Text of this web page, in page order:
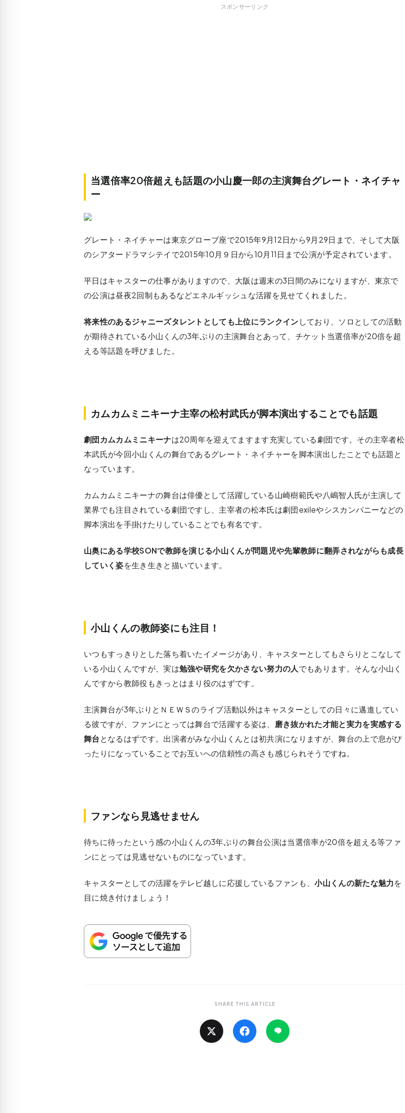
スポンサーリンク
当選倍率20倍超えも話題の小山慶一郎の主演舞台グレート・ネイチャ
ー
グレート・ネイチャーは東京グローブ座で2015年9月12日から9月29日まで、そして大阪
のシアタードラマシテイで2015年10月９日から10月11日まで公演が予定されています。
平日はキャスターの仕事がありますので、大阪は週末の3日間のみになりますが、東京で
の公演は昼夜2回制もあるなどエネルギッシュな活躍を見せてくれました。
将来性のあるジャニーズタレントとしても上位にランクインしており、ソロとしての活動
が期待されている小山くんの3年ぶりの主演舞台とあって、チケット当選倍率が20倍を超
える等話題を呼びました。
カムカムミニキーナ主宰の松村武氏が脚本演出することでも話題
劇団カムカムミニキーナは20周年を迎えてますます充実している劇団です。その主宰者松
本武氏が今回小山くんの舞台であるグレート・ネイチャーを脚本演出したことでも話題と
なっています。
カムカムミニキーナの舞台は俳優として活躍している山崎樹範氏や八嶋智人氏が主演して
業界でも注目されている劇団ですし、主宰者の松本氏は劇団exileやシスカンパニーなどの
脚本演出を手掛けたりしていることでも有名です。
山奥にある学校SONで教師を演じる小山くんが問題児や先輩教師に翻弄されながらも成長
していく姿を生き生きと描いています。
小山くんの教師姿にも注目！
いつもすっきりとした落ち着いたイメージがあり、キャスターとしてもさらりとこなして
いる小山くんですが、実は勉強や研究を欠かさない努力の人でもあります。そんな小山く
んですから教師役もきっとはまり役のはずです。
主演舞台が3年ぶりとＮＥＷＳのライブ活動以外はキャスターとしての日々に邁進してい
る彼ですが、ファンにとっては舞台で活躍する姿は、 磨き抜かれた才能と実力を実感する
舞台となるはずです。出演者がみな小山くんとは初共演になりますが、舞台の上で息がぴ
ったりになっていることでお互いへの信頼性の高さも感じられそうですね。
ファンなら見逃せません
待ちに待ったという感の小山くんの3年ぶりの舞台公演は当選倍率が20倍を超える等ファ
ンにとっては見逃せないものになっています。
キャスターとしての活躍をテレビ越しに応援しているファンも、小山くんの新たな魅力を
目に焼き付けましょう！
SHARE THIS ARTICLE